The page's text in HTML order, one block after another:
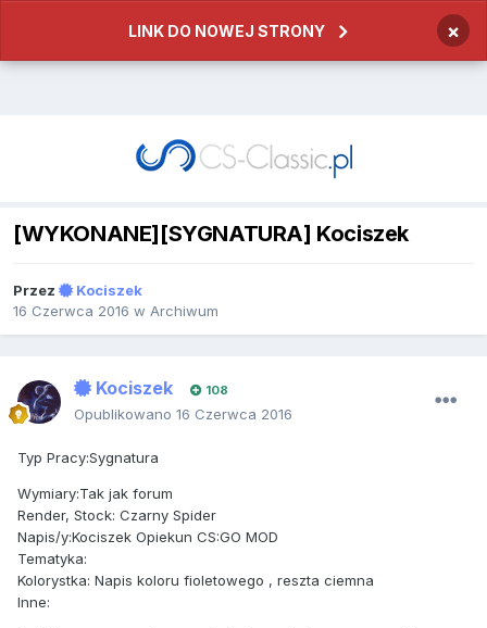
LINK DO NOWEJ STRONY ×
[WYKONANE][SYGNATURA] Kociszek
Przez
Kociszek
16 Czerwca 2016 w Archiwum
Kociszek 108
Opublikowano 16 Czerwca 2016
Typ Pracy:Sygnatura
Wymiary:Tak jak forum
Render, Stock: Czarny Spider
Napis/y:Kociszek Opiekun CS:GO MOD
Tematyka:
Kolorystka: Napis koloru fioletowego , reszta ciemna
Inne: